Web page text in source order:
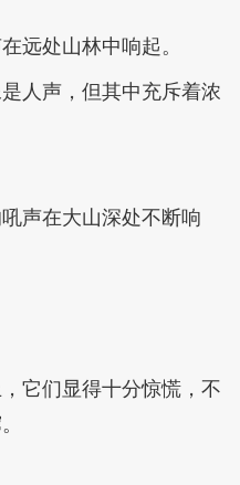
远处山林中响起。
人声，但其中充斥着浓
声在大山深处不断响
它们显得十分惊慌，不